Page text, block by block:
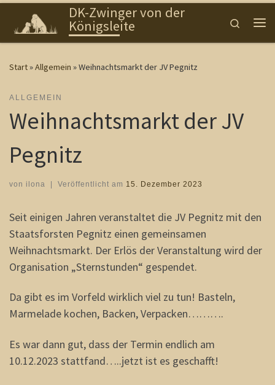
Zum Inhalt springenDK-Zwinger von der
Königsleite
Search
Start»Allgemein »Weihnachtsmarkt der JV Pegnitz
ALLGEMEIN
Weihnachtsmarkt der JV
Pegnitz
von ilona Veröffentlicht am 15. Dezember 2023
Seit einigen Jahren veranstaltet die JV Pegnitz mit den
Staatsforsten Pegnitz einen gemeinsamen
Weihnachtsmarkt. Der Erlös der Veranstaltung wird der
Organisation „Sternstunden“ gespendet.
Da gibt es im Vorfeld wirklich viel zu tun! Basteln,
Marmelade kochen, Backen, Verpacken……….
Es war dann gut, dass der Termin endlich am
10.12.2023 stattfand…..jetzt ist es geschafft!